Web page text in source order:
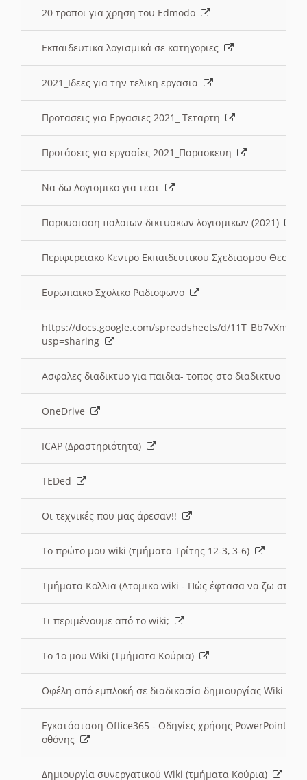
20 τροποι για χρηση του Edmodo
Εκπαιδευτικα λογισμικά σε κατηγοριες
2021_Ιδεες για την τελικη εργασια
Προτασεις για Εργασιες 2021_ Τεταρτη
Προτάσεις για εργασίες 2021_Παρασκευη
Να δω Λογισμικο για τεστ
Παρουσιαση παλαιων δικτυακων λογισμικων (2021)
Περιφερειακο Κεντρο Εκπαιδευτικου Σχεδιασμου
Ευρωπαικο Σχολικο Ραδιοφωνο
https://docs.google.com/spreadsheets/d/
usp=sharing
Ασφαλες διαδικτυο για παιδια- τοπος στο διαδικτυο
OneDrive
ICAP (Δραστηριότητα)
TEDed
Οι τεχνικές που μας άρεσαν!!
Το πρώτο μου wiki (τμήματα Τρίτης 12-3, 3-6)
Τμήματα Κολλια (Ατομικο wiki - Πώς έφτασα να ζω στην
Τι περιμένουμε από το wiki;
Το 1ο μου Wiki (Τμήματα Κούρια)
Οφέλη από εμπλοκή σε διαδικασία δημιουργίας Wiki
Εγκατάσταση Office365 - Οδηγίες χρήσης PowerPoint
οθόνης
Δημιουργία συνεργατικού Wiki (τμήματα Κούρια)